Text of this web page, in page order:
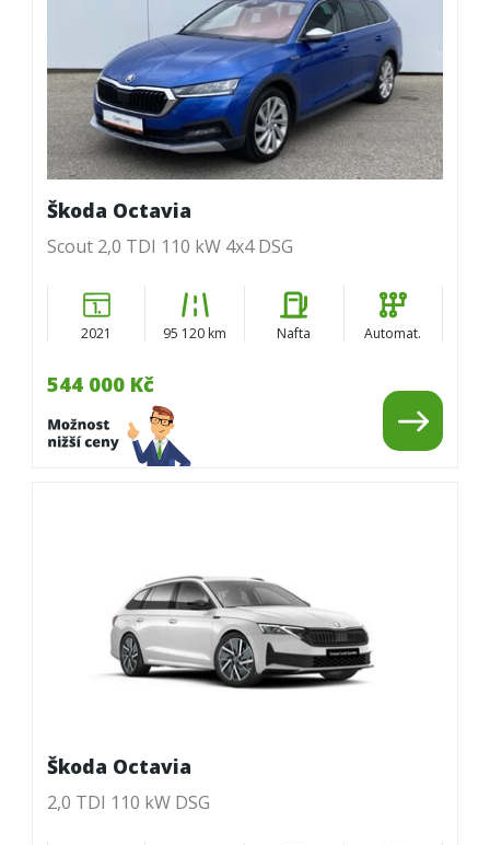
544 000 Kč
Škoda Octavia
Scout 2,0 TDI 110 kW 4x4 DSG
2021 95 120 km Nafta Automat.
Škoda Octavia
2,0 TDI 110 kW DSG